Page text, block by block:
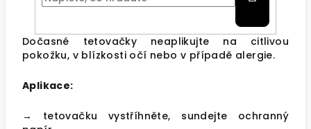
Dočasné tetovačky neaplikujte na citlivou
pokožku, v blízkosti očí nebo v případě alergie.
Aplikace:
→ tetovačku vystříhněte, sundejte ochranný